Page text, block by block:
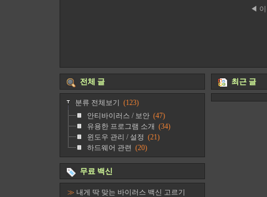
◀
전체 글
분류 전체보기
(123)
안티바이러스 / 보안 (47)
유용한 프로그램 소개 (34)
윈도우 관리 / 설정 (21)
하드웨어 관련 (20)
무료 백신
≫ 내게 딱 맞는 바이러스 백신 고르기
최근 글